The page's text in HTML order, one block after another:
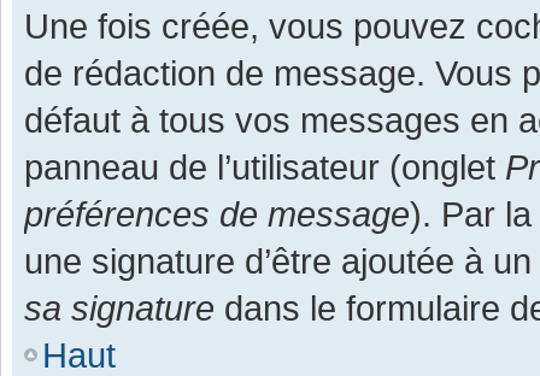
Une fois créée, vous pouvez
de rédaction de message. Vous
défaut à tous vos messages en
panneau de l’utilisateur (onglet
préférences de message). Par
une signature d’être ajoutée à
sa signature dans le formulaire
Haut